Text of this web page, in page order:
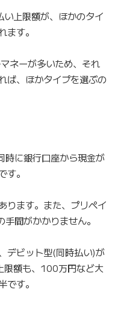
上限額が、ほかのタイ
ます。
ネーが多いため、それ
ば、ほかタイプを選ぶの
時に銀行口座から現金が
。
ります。また、プリペイ
間がかかりません。
デビット型(同時払い)が
限額も、100万円など大
です。